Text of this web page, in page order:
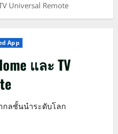
Universal Remote
App
และ TV
กลชั้นนำระดับโลก